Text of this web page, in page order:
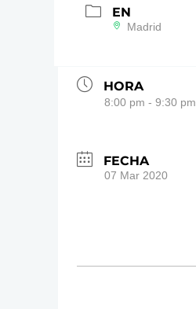
EN
Madrid
HORA
8:00 pm - 9:30 pm
FECHA
07 Mar 2020